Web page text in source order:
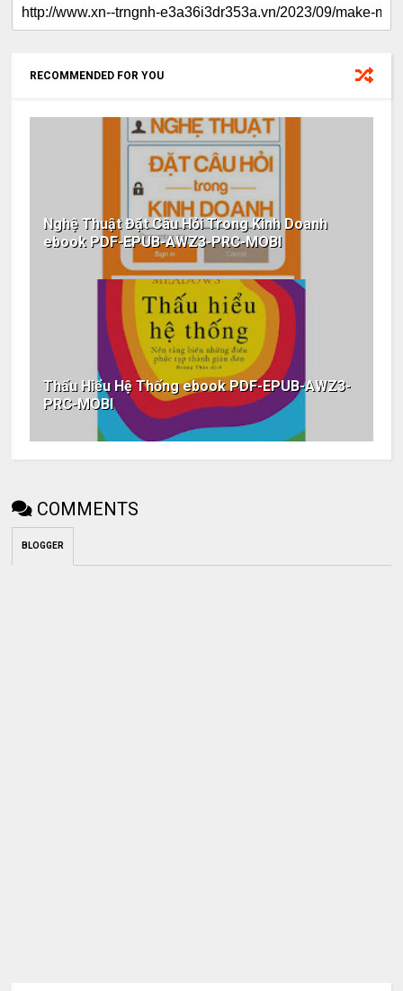
RECOMMENDED FOR YOU
Nghệ Thuật Đặt Câu Hỏi Trong Kinh Doanh
ebook PDF-EPUB-AWZ3-PRC-MOBI
Thấu Hiểu Hệ Thống ebook PDF-EPUB-AWZ3-
PRC-MOBI
COMMENTS
BLOGGER